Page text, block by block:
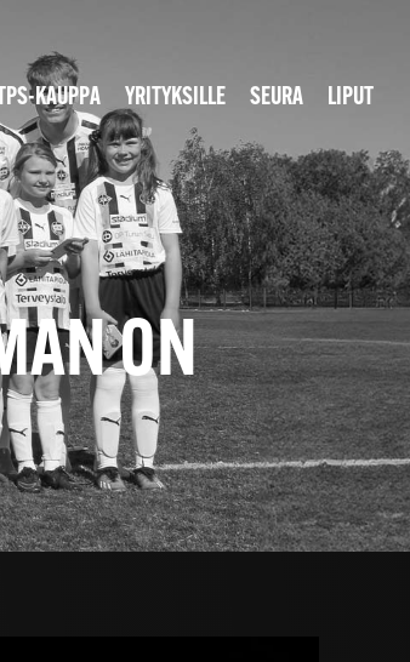
TPS-KAUPPA YRITYKSILLE SEURA LIPUT
ON